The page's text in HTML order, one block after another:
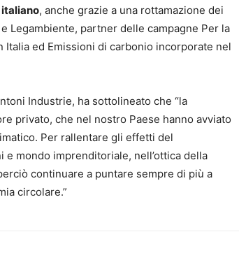
, anche grazie a una rottamazione dei
Legambiente, partner delle campagne Per la
ed Emissioni di carbonio incorporate nel
Industrie, ha sottolineato che “la
privato, che nel nostro Paese hanno avviato
Per rallentare gli effetti del
mondo imprenditoriale, nell’ottica della
continuare a puntare sempre di più a
circolare.”